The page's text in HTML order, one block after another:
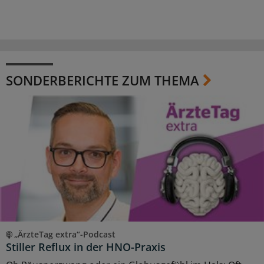
SONDERBERICHTE ZUM THEMA
„ÄrzteTag extra“-Podcast
Stiller Reflux in der HNO-Praxis